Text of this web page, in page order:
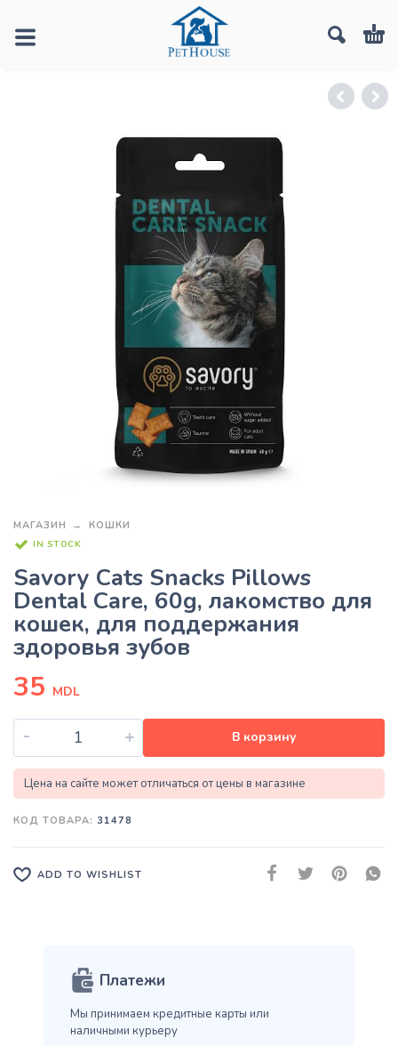
МАГАЗИН КОШКИ
IN STOCK
Savory Cats Snacks Pillows
Dental Care, 60g, лакомство для
кошек, для поддержания
здоровья зубов
35 MDL
- + В корзину
Цена на сайте может отличаться от цены в магазине
КОД ТОВАРА: 31478
ADD TO WISHLIST
Платежи
Мы принимаем кредитные карты или
наличными курьеру